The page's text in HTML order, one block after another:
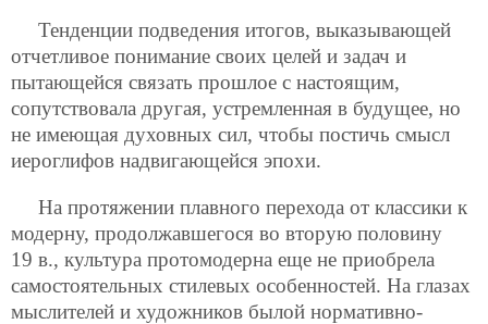
Тенденции подведения итогов, выказывающей
отчетливое понимание своих целей и задач и
пытающейся связать прошлое с настоящим,
сопутствовала другая, устремленная в будущее, но
не имеющая духовных сил, чтобы постичь смысл
иероглифов надвигающейся эпохи.
На протяжении плавного перехода от классики к
модерну, продолжавшегося во вторую половину
19 в., культура протомодерна еще не приобрела
самостоятельных стилевых особенностей. На глазах
мыслителей и художников былой нормативно-